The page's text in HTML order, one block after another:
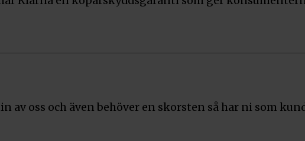
av oss och även behöver en skorsten så har ni som